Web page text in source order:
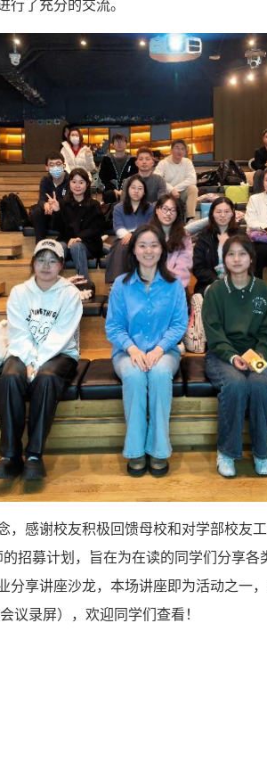
行了充分的交流。
感谢校友积极回馈母校和对学部校友工
招募计划，旨在为在读的同学们分享
享讲座沙龙，本场讲座即为活动之一
议录屏），欢迎同学们查看！